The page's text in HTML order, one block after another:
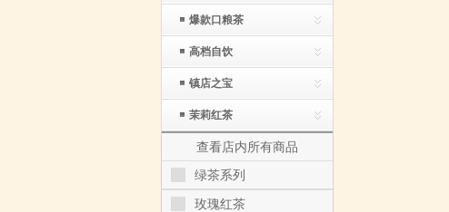
爆款口粮茶
高档自饮
镇店之宝
茉莉红茶
查看店内所有商品
绿茶系列
玫瑰红茶